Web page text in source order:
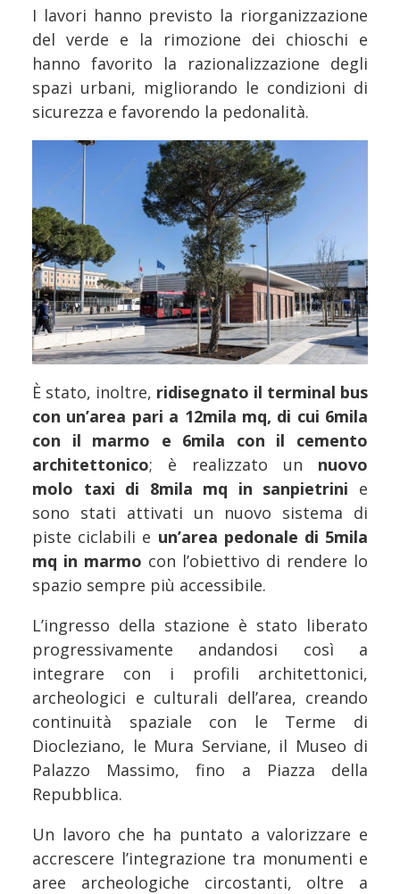
I lavori hanno previsto la riorganizzazione
del verde e la rimozione dei chioschi e
hanno favorito la razionalizzazione degli
spazi urbani, migliorando le condizioni di
sicurezza e favorendo la pedonalità.
È stato, inoltre, ridisegnato il terminal bus
con un’area pari a 12mila mq, di cui 6mila
con il marmo e 6mila con il cemento
architettonico; è realizzato un nuovo
molo taxi di 8mila mq in sanpietrini e
sono stati attivati un nuovo sistema di
piste ciclabili e un’area pedonale di 5mila
mq in marmo con l’obiettivo di rendere lo
spazio sempre più accessibile.
L’ingresso della stazione è stato liberato
progressivamente andandosi così a
integrare con i profili architettonici,
archeologici e culturali dell’area, creando
continuità spaziale con le Terme di
Diocleziano, le Mura Serviane, il Museo di
Palazzo Massimo, fino a Piazza della
Repubblica.
Un lavoro che ha puntato a valorizzare e
accrescere l’integrazione tra monumenti e
aree archeologiche circostanti, oltre a